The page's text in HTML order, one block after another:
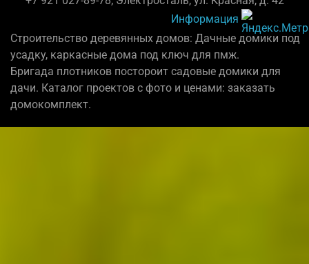
Информация
Строительство деревянных домов: Дачные домики под
усадку, каркасные дома под ключ для пмж.
Бригада плотников постороит садовые домики для
дачи. Каталог проектов с фото и ценами: заказать
домокомплект.